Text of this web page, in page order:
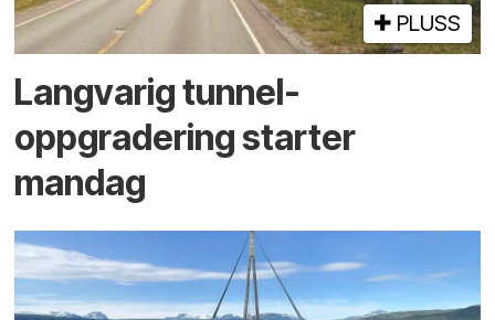
PLUSS
Langvarig tunnel­
oppgradering starter
mandag